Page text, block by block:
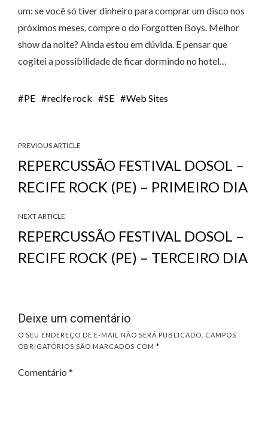
um: se você só tiver dinheiro para comprar um disco nos
próximos meses, compre o do Forgotten Boys. Melhor
show da noite? Ainda estou em dúvida. E pensar que
cogitei a possibilidade de ficar dormindo no hotel…
PE recife rock SE Web Sites
PREVIOUS ARTICLE
REPERCUSSÃO FESTIVAL DOSOL –
RECIFE ROCK (PE) – PRIMEIRO DIA
NEXT ARTICLE
REPERCUSSÃO FESTIVAL DOSOL –
RECIFE ROCK (PE) – TERCEIRO DIA
Deixe um comentário
O SEU ENDEREÇO DE E-MAIL NÃO SERÁ PUBLICADO.
CAMPOS
OBRIGATÓRIOS SÃO MARCADOS COM *
Comentário *